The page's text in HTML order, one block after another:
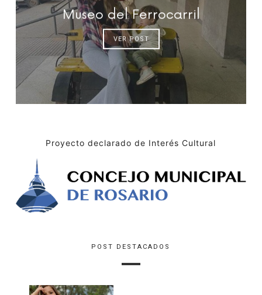
Museo del Ferrocarril
VER POST
Proyecto declarado de Interés Cultural
POST DESTACADOS